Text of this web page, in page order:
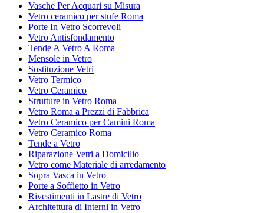
Vasche Per Acquari su Misura
Vetro ceramico per stufe Roma
Porte In Vetro Scorrevoli
Vetro Antisfondamento
Tende A Vetro A Roma
Mensole in Vetro
Sostituzione Vetri
Vetro Termico
Vetro Ceramico
Strutture in Vetro Roma
Vetro Roma a Prezzi di Fabbrica
Vetro Ceramico per Camini Roma
Vetro Ceramico Roma
Tende a Vetro
Riparazione Vetri a Domicilio
Vetro come Materiale di arredamento
Sopra Vasca in Vetro
Porte a Soffietto in Vetro
Rivestimenti in Lastre di Vetro
Architettura di Interni in Vetro